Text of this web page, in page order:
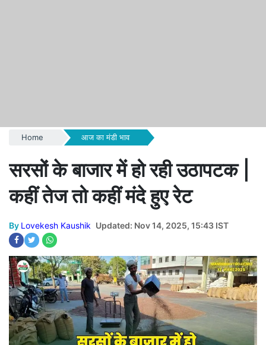
Home आज का मंडी भाव
सरसों के बाजार में हो रही उठापटक |
कहीं तेज तो कहीं मंदे हुए रेट
By Lovekesh Kaushik Updated: Nov 14, 2025, 15:43 IST